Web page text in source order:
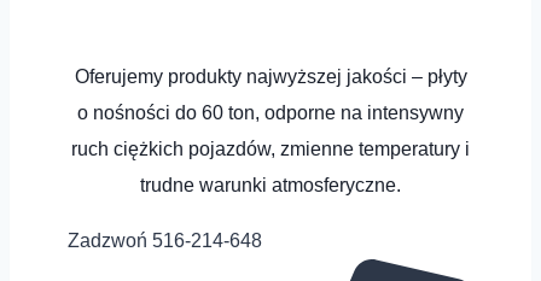
Oferujemy produkty najwyższej jakości – płyty
o nośności do 60 ton, odporne na intensywny
ruch ciężkich pojazdów, zmienne temperatury i
trudne warunki atmosferyczne.
Zadzwoń 516-214-648